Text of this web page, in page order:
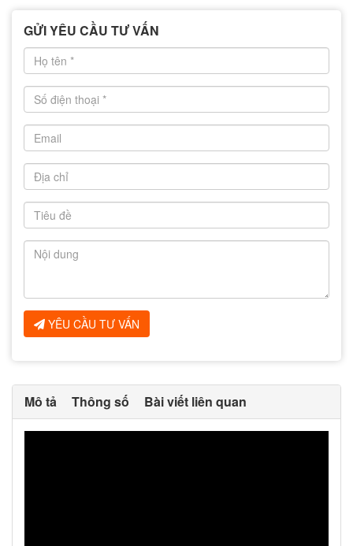
GỬI YÊU CẦU TƯ VẤN
YÊU CẦU TƯ VẤN
Mô tả Thông số Bài viết liên quan